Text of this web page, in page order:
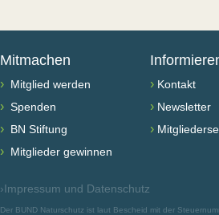
Mitmachen
› Mitglied werden
› Spenden
› BN Stiftung
› Mitglieder gewinnen
› Kontakt
› Newsletter
›
›Impressum und Datenschutz
Der BUND Naturschutz ist laut Bescheid mit der